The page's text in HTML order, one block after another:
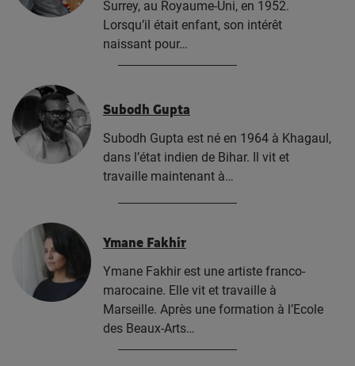
Surrey, au Royaume-Uni, en 1952.
Lorsqu’il était enfant, son intérêt
naissant pour…
Subodh Gupta
Subodh Gupta est né en 1964 à Khagaul,
dans l’état indien de Bihar. Il vit et
travaille maintenant à…
Ymane Fakhir
Ymane Fakhir est une artiste franco-
marocaine. Elle vit et travaille à
Marseille. Après une formation à l’Ecole
des Beaux-Arts…